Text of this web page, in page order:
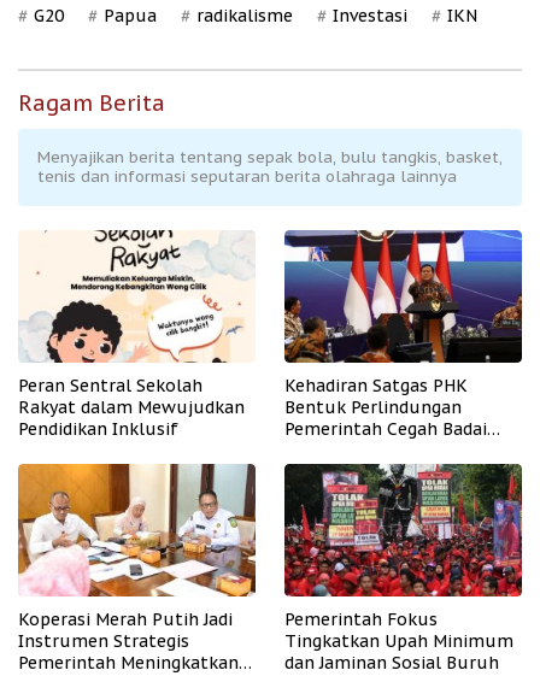
G20 Papua radikalisme Investasi IKN
Ragam Berita
Menyajikan berita tentang sepak bola, bulu tangkis, basket,
tenis dan informasi seputaran berita olahraga lainnya
Peran Sentral Sekolah
Rakyat dalam Mewujudkan
Pendidikan Inklusif
Kehadiran Satgas PHK
Bentuk Perlindungan
Pemerintah Cegah Badai
Koperasi Merah Putih Jadi
Instrumen Strategis
Pemerintah Meningkatkan
Pemerintah Fokus
Tingkatkan Upah Minimum
dan Jaminan Sosial Buruh